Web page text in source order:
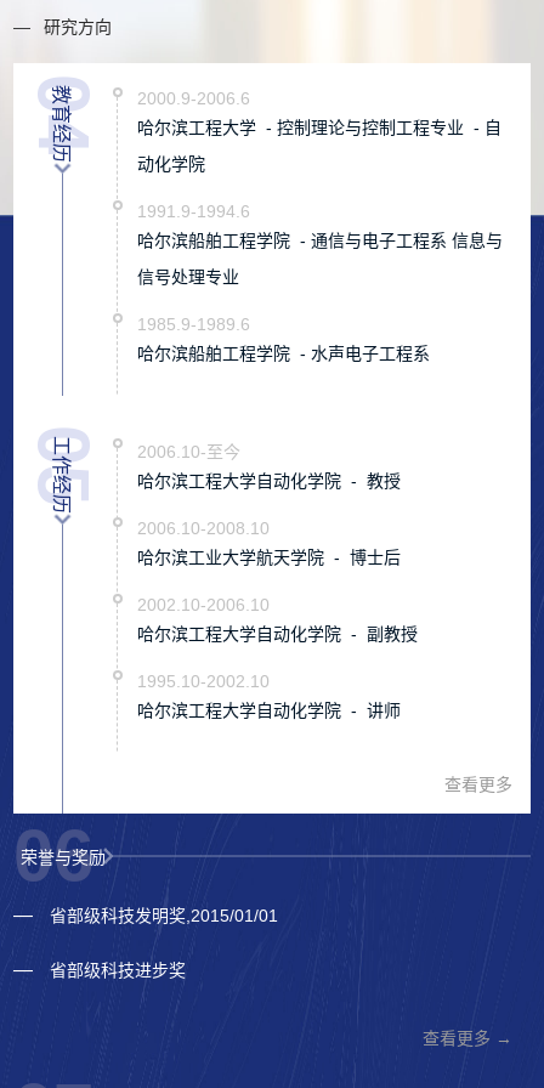
的博士生导师。
研究方向
04
教育经历
2000.9-2006.6
哈尔滨工程大学 - 控制理论与控制工程专业 - 自
动化学院
1991.9-1994.6
哈尔滨船舶工程学院 - 通信与电子工程系 信息与
信号处理专业
1985.9-1989.6
哈尔滨船舶工程学院 - 水声电子工程系
05
工作经历
2006.10-至今
哈尔滨工程大学自动化学院 - 教授
2006.10-2008.10
哈尔滨工业大学航天学院 - 博士后
2002.10-2006.10
哈尔滨工程大学自动化学院 - 副教授
1995.10-2002.10
哈尔滨工程大学自动化学院 - 讲师
查看更多
06
荣誉与奖励
省部级科技发明奖,2015/01/01
省部级科技进步奖
查看更多 →